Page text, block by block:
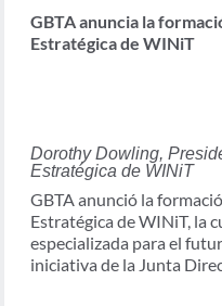
GBTA anuncia la
Estratégica de WINiT
Dorothy Dowling,
Estratégica de WINiT
GBTA anunció la
Estratégica de WINiT, la
especializada para el
iniciativa de la Junta